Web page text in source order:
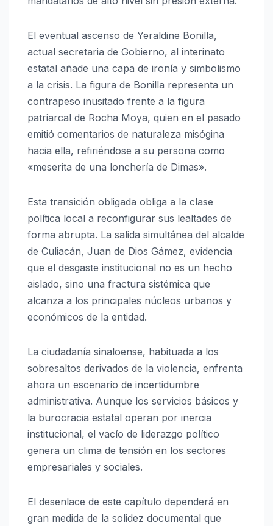
El eventual ascenso de Yeraldine Bonilla,
actual secretaria de Gobierno, al interinato
estatal añade una capa de ironía y simbolismo
a la crisis. La figura de Bonilla representa un
contrapeso inusitado frente a la figura
patriarcal de Rocha Moya, quien en el pasado
emitió comentarios de naturaleza misógina
hacia ella, refiriéndose a su persona como
«meserita de una lonchería de Dimas».
Esta transición obligada obliga a la clase
política local a reconfigurar sus lealtades de
forma abrupta. La salida simultánea del alcalde
de Culiacán, Juan de Dios Gámez, evidencia
que el desgaste institucional no es un hecho
aislado, sino una fractura sistémica que
alcanza a los principales núcleos urbanos y
económicos de la entidad.
La ciudadanía sinaloense, habituada a los
sobresaltos derivados de la violencia, enfrenta
ahora un escenario de incertidumbre
administrativa. Aunque los servicios básicos y
la burocracia estatal operan por inercia
institucional, el vacío de liderazgo político
genera un clima de tensión en los sectores
empresariales y sociales.
El desenlace de este capítulo dependerá en
gran medida de la solidez documental que